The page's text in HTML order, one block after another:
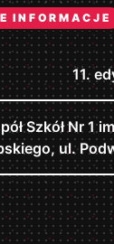
INFORMACJE
11.
Szkół Nr 1
ul.